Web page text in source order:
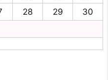
28 29
30